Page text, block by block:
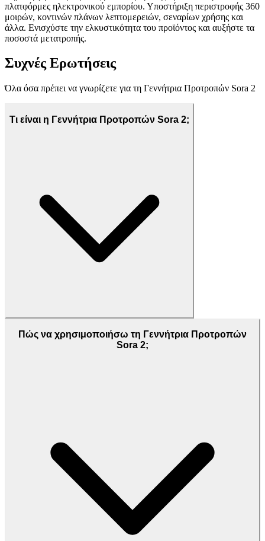
πλατφόρμες ηλεκτρονικού εμπορίου. Υποστήριξη περιστροφής 360
μοιρών, κοντινών πλάνων λεπτομερειών, σεναρίων χρήσης και
άλλα. Ενισχύστε την ελκυστικότητα του προϊόντος και αυξήστε τα
ποσοστά μετατροπής.
Συχνές Ερωτήσεις
Όλα όσα πρέπει να γνωρίζετε για τη Γεννήτρια Προτροπών Sora 2
Τι είναι η Γεννήτρια Προτροπών Sora 2;
Πώς να χρησιμοποιήσω τη Γεννήτρια Προτροπών
Sora 2;